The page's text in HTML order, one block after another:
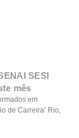
SESI
mês
em
de Carreira’ Rio,